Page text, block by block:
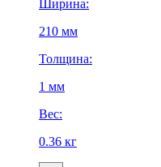
Ширина:
210 мм
Толщина:
1 мм
Вес:
0.36 кг